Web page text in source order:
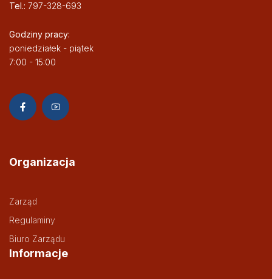
Tel.: 797-328-693
Godziny pracy:
poniedziałek - piątek
7:00 - 15:00
Organizacja
Zarząd
Regulaminy
Biuro Zarządu
Informacje